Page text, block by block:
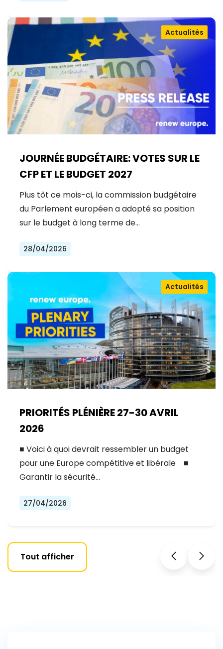
JOURNÉE BUDGÉTAIRE: VOTES SUR LE
CFP ET LE BUDGET 2027
Actualités
Plus tôt ce mois-ci, la commission budgétaire
du Parlement européen a adopté sa position
sur le budget à long terme de…
28/04/2026
PRIORITÉS PLÉNIÈRE 27-30 AVRIL
2026
Actualités
■ Voici à quoi devrait ressembler un budget
pour une Europe compétitive et libérale ■
Garantir la sécurité…
27/04/2026
Tout afficher